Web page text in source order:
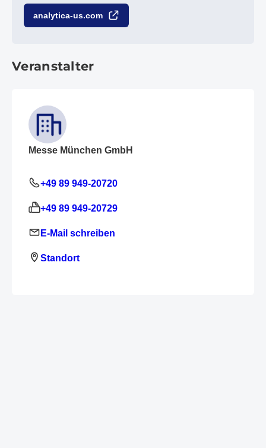
analytica-us.com
Veranstalter
Messe München GmbH
+49 89 949-20720
+49 89 949-20729
E-Mail schreiben
Standort